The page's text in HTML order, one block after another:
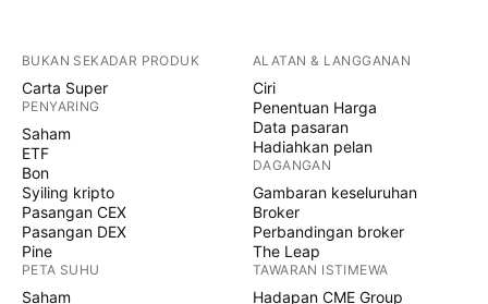
BUKAN SEKADAR PRODUK
Carta Super
PENYARING
Saham
ETF
Bon
Syiling kripto
Pasangan CEX
Pasangan DEX
Pine
PETA SUHU
Saham
ALATAN & LANGGANAN
Ciri
Penentuan Harga
Data pasaran
Hadiahkan pelan
DAGANGAN
Gambaran keseluruhan
Broker
Perbandingan broker
The Leap
TAWARAN ISTIMEWA
Hadapan CME Group